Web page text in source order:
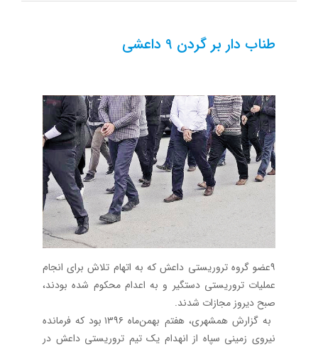
طناب دار بر گردن 9 داعشی
۹عضو گروه تروریستی داعش که به اتهام تلاش برای انجام
عملیات تروریستی دستگیر و به اعدام محکوم شده بودند،
صبح دیروز مجازات شدند.
به گزارش همشهری، هفتم بهمن‌ماه ۱۳۹۶ بود که فرمانده
نیروی زمینی سپاه از انهدام یک تیم تروریستی داعش در